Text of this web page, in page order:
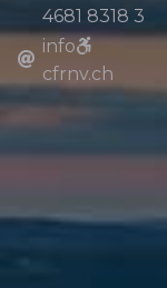
4681 8318 3
info
cfrnv.ch